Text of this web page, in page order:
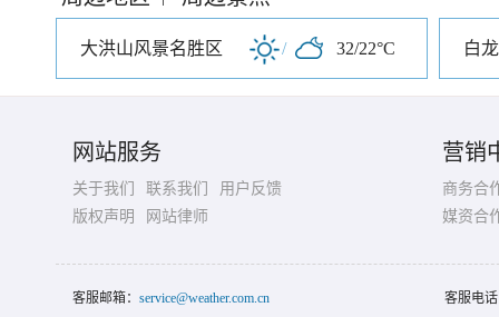
大洪山风景名胜区 / 32/22°C
网站服务
关于我们 联系我们
用户反馈
版权声明
网站律师
营销
商务合
媒资合
客服邮箱： service@weather.com.cn 客服电